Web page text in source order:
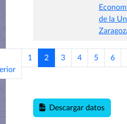
de la
1 2 3 4 5 6
Descargar datos